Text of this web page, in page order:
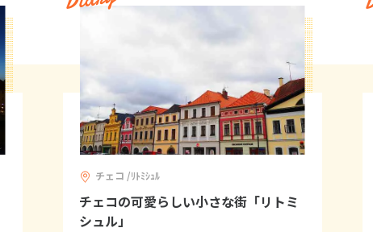
チェコ /ﾘﾄﾐｼｭﾙ
チェコの可愛らしい小さな街「リトミ
シュル」